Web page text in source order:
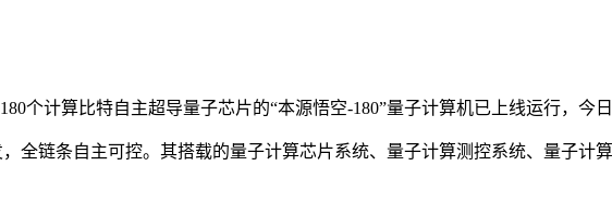
计算比特自主超导量子芯片的“本源悟空-180”量子计算机已上线运行，今日
链条自主可控。其搭载的量子计算芯片系统、量子计算测控系统、量子计